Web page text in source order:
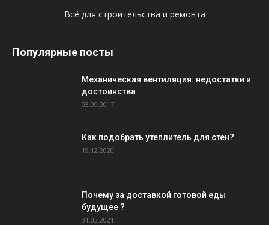
Всё для строительства и ремонта
Популярные посты
Механическая вентиляция: недостатки и
достоинства
03.09.2017
Как подобрать утеплитель для стен?
19.12.2020
Почему за доставкой готовой еды
будущее ?
31.03.2021